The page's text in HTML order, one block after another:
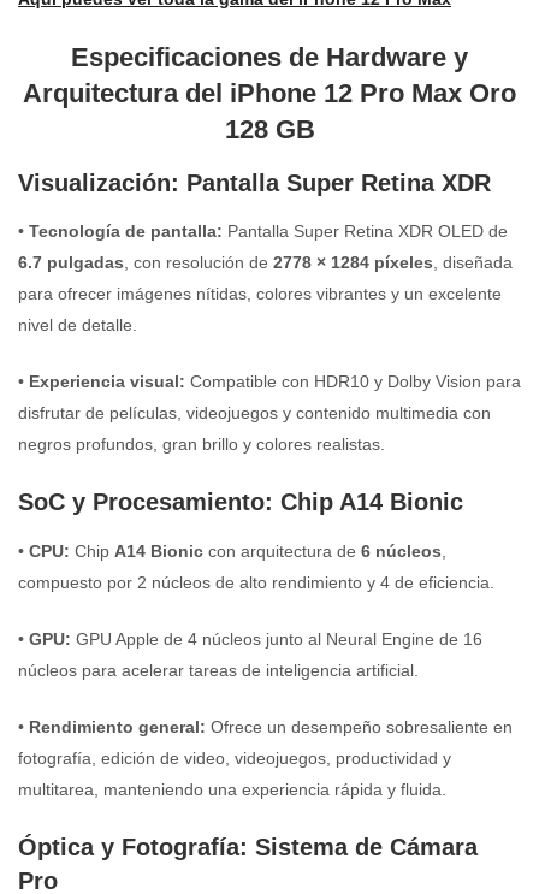
Especificaciones de Hardware y
Arquitectura del iPhone 12 Pro Max Oro
128 GB
Visualización: Pantalla Super Retina XDR
• Tecnología de pantalla: Pantalla Super Retina XDR OLED de
6.7 pulgadas, con resolución de 2778 × 1284 píxeles, diseñada
para ofrecer imágenes nítidas, colores vibrantes y un excelente
nivel de detalle.
• Experiencia visual: Compatible con HDR10 y Dolby Vision para
disfrutar de películas, videojuegos y contenido multimedia con
negros profundos, gran brillo y colores realistas.
SoC y Procesamiento: Chip A14 Bionic
• CPU: Chip A14 Bionic con arquitectura de 6 núcleos
compuesto por 2 núcleos de alto rendimiento y 4 de eficiencia.
• GPU: GPU Apple de 4 núcleos junto al Neural Engine de 16
núcleos para acelerar tareas de inteligencia artificial.
• Rendimiento general: Ofrece un desempeño sobresaliente en
fotografía, edición de video, videojuegos, productividad y
multitarea, manteniendo una experiencia rápida y fluida.
Óptica y Fotografía: Sistema de Cámara
Pro